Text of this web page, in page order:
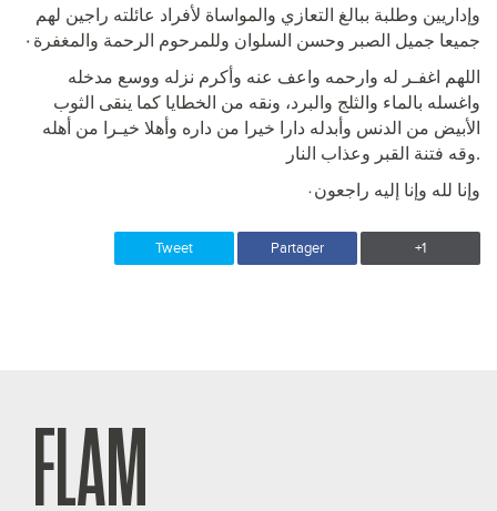
وإداريين وطلبة ببالغ التعازي والمواساة لأفراد عائلته راجين لهم
جميعا جميل الصبر وحسن السلوان وللمرحوم الرحمة والمغفرة٠
اللهم اغفـر له وارحمه واعف عنه وأكرم نزله ووسع مدخله
واغسله بالماء والثلج والبرد، ونقه من الخطايا كما ينقى الثوب
الأبيض من الدنس وأبدله دارا خيرا من داره وأهلا خيـرا من أهله
وقه فتنة القبر وعذاب النار.
وإنا لله وإنا إليه راجعون٠
Tweet Partager +1
FLAM